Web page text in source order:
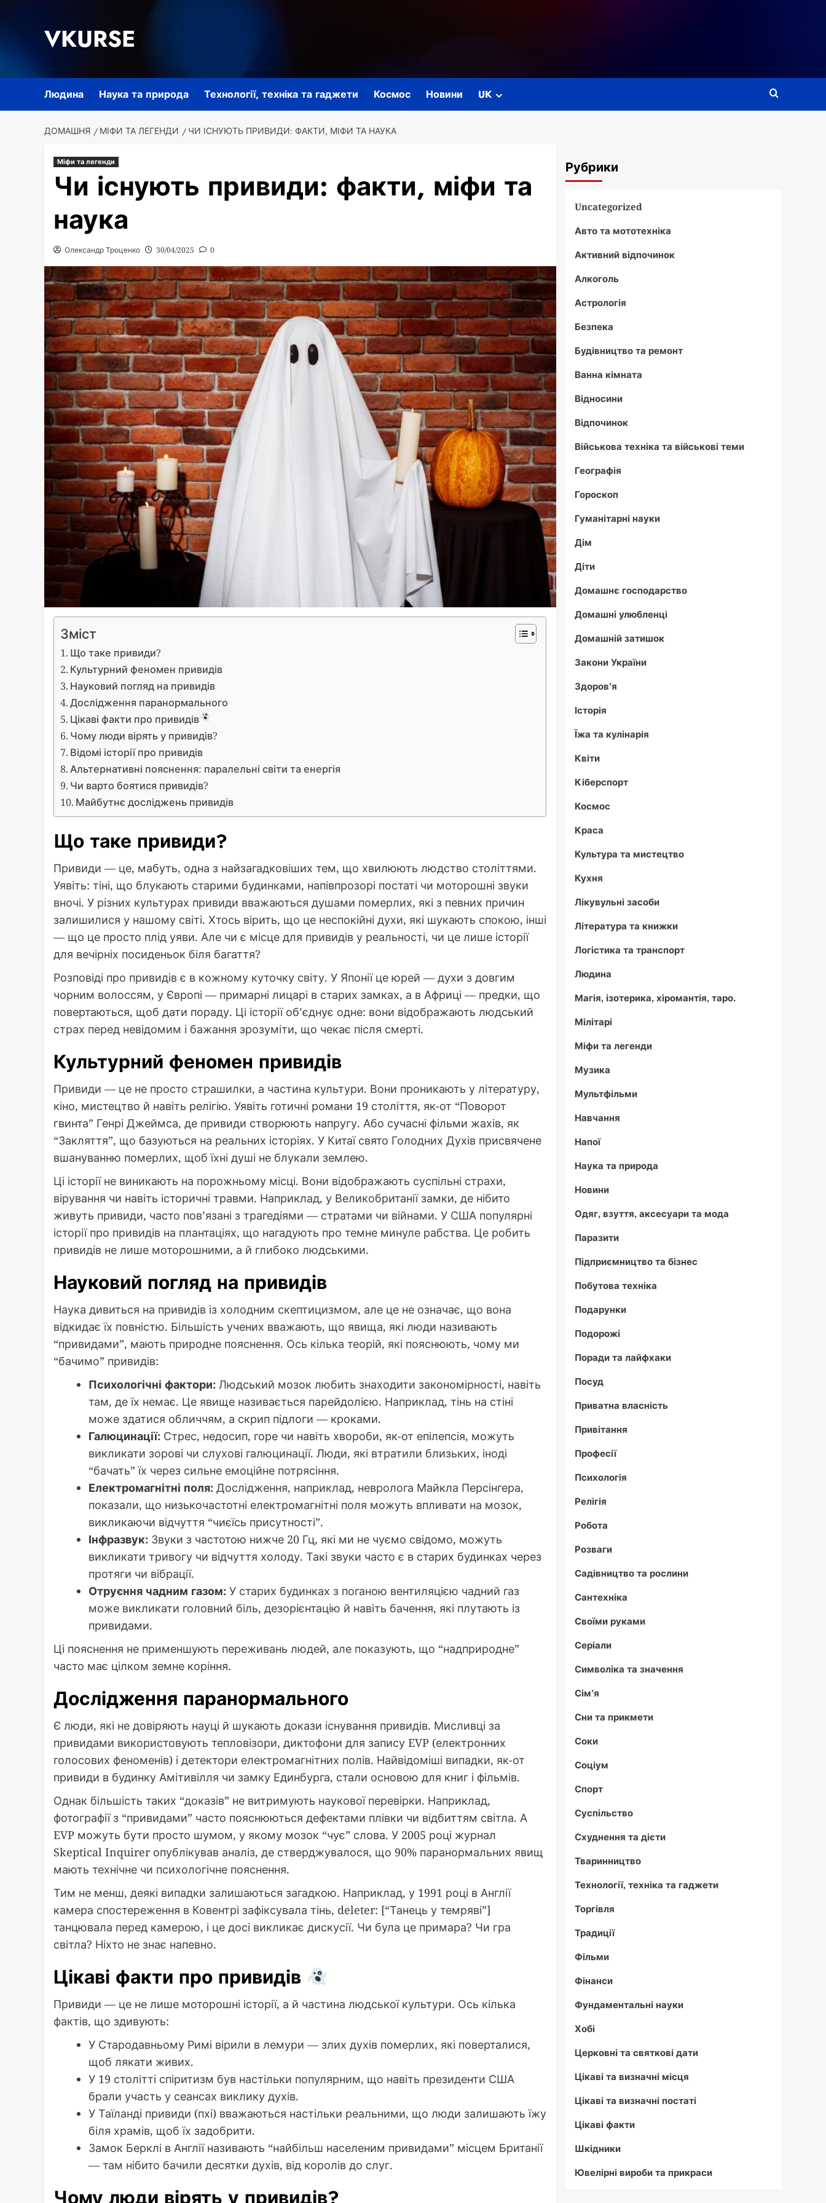
VKURSE
Людина Наука та природа Технології, техніка та гаджети Космос Новини UK
ДОМАШНЯ МІФИ ТА ЛЕГЕНДИ ЧИ ІСНУЮТЬ ПРИВИДИ: ФАКТИ, МІФИ ТА НАУКА
Міфи та легенди
Чи існують привиди: факти, міфи та
наука
Олександр Троценко 30/04/2025 0
Зміст
Що таке привиди?
Культурний феномен привидів
Науковий погляд на привидів
Дослідження паранормального
Цікаві факти про привидів
Чому люди вірять у привидів?
Відомі історії про привидів
Альтернативні пояснення: паралельні світи та енергія
Чи варто боятися привидів?
Майбутнє досліджень привидів
Що таке привиди?
Привиди — це, мабуть, одна з найзагадковіших тем, що хвилюють людство століттями.
Уявіть: тіні, що блукають старими будинками, напівпрозорі постаті чи моторошні звуки
вночі. У різних культурах привиди вважаються душами померлих, які з певних причин
залишилися у нашому світі. Хтось вірить, що це неспокійні духи, які шукають спокою, інші
— що це просто плід уяви. Але чи є місце для привидів у реальності, чи це лише історії
для вечірніх посиденьок біля багаття?
Розповіді про привидів є в кожному куточку світу. У Японії це юрей — духи з довгим
чорним волоссям, у Європі — примарні лицарі в старих замках, а в Африці — предки, що
повертаються, щоб дати пораду. Ці історії об’єднує одне: вони відображають людський
страх перед невідомим і бажання зрозуміти, що чекає після смерті.
Культурний феномен привидів
Привиди — це не просто страшилки, а частина культури. Вони проникають у літературу,
кіно, мистецтво й навіть релігію. Уявіть готичні романи 19 століття, як-от “Поворот
гвинта” Генрі Джеймса, де привиди створюють напругу. Або сучасні фільми жахів, як
“Закляття”, що базуються на реальних історіях. У Китаї свято Голодних Духів присвячене
вшануванню померлих, щоб їхні душі не блукали землею.
Ці історії не виникають на порожньому місці. Вони відображають суспільні страхи,
вірування чи навіть історичні травми. Наприклад, у Великобританії замки, де нібито
живуть привиди, часто пов’язані з трагедіями — стратами чи війнами. У США популярні
історії про привидів на плантаціях, що нагадують про темне минуле рабства. Це робить
привидів не лише моторошними, а й глибоко людськими.
Науковий погляд на привидів
Наука дивиться на привидів із холодним скептицизмом, але це не означає, що вона
відкидає їх повністю. Більшість учених вважають, що явища, які люди називають
“привидами”, мають природне пояснення. Ось кілька теорій, які пояснюють, чому ми
“бачимо” привидів:
Психологічні фактори: Людський мозок любить знаходити закономірності, навіть
там, де їх немає. Це явище називається парейдолією. Наприклад, тінь на стіні
може здатися обличчям, а скрип підлоги — кроками.
Галюцинації: Стрес, недосип, горе чи навіть хвороби, як-от епілепсія, можуть
викликати зорові чи слухові галюцинації. Люди, які втратили близьких, іноді
“бачать” їх через сильне емоційне потрясіння.
Електромагнітні поля: Дослідження, наприклад, невролога Майкла Персінгера,
показали, що низькочастотні електромагнітні поля можуть впливати на мозок,
викликаючи відчуття “чиєїсь присутності”.
Інфразвук: Звуки з частотою нижче 20 Гц, які ми не чуємо свідомо, можуть
викликати тривогу чи відчуття холоду. Такі звуки часто є в старих будинках через
протяги чи вібрації.
Отруєння чадним газом: У старих будинках з поганою вентиляцією чадний газ
може викликати головний біль, дезорієнтацію й навіть бачення, які плутають із
привидами.
Ці пояснення не применшують переживань людей, але показують, що “надприродне”
часто має цілком земне коріння.
Дослідження паранормального
Є люди, які не довіряють науці й шукають докази існування привидів. Мисливці за
привидами використовують тепловізори, диктофони для запису EVP (електронних
голосових феноменів) і детектори електромагнітних полів. Найвідоміші випадки, як-от
привиди в будинку Амітивілля чи замку Единбурга, стали основою для книг і фільмів.
Однак більшість таких “доказів” не витримують наукової перевірки. Наприклад,
фотографії з “привидами” часто пояснюються дефектами плівки чи відбиттям світла. А
EVP можуть бути просто шумом, у якому мозок “чує” слова. У 2005 році журнал
Skeptical Inquirer опублікував аналіз, де стверджувалося, що 90% паранормальних явищ
мають технічне чи психологічне пояснення.
Тим не менш, деякі випадки залишаються загадкою. Наприклад, у 1991 році в Англії
камера спостереження в Ковентрі зафіксувала тінь, deleter: [“Танець у темряві”]
танцювала перед камерою, і це досі викликає дискусії. Чи була це примара? Чи гра
світла? Ніхто не знає напевно.
Цікаві факти про привидів
Привиди — це не лише моторошні історії, а й частина людської культури. Ось кілька
фактів, що здивують:
У Стародавньому Римі вірили в лемури — злих духів померлих, які поверталися,
щоб лякати живих.
У 19 столітті спіритизм був настільки популярним, що навіть президенти США
брали участь у сеансах виклику духів.
У Таїланді привиди (пхі) вважаються настільки реальними, що люди залишають їжу
біля храмів, щоб їх задобрити.
Замок Берклі в Англії називають “найбільш населеним привидами” місцем Британії
— там нібито бачили десятки духів, від королів до слуг.
Рубрики
Uncategorized
Авто та мототехніка
Активний відпочинок
Алкоголь
Астрологія
Безпека
Будівництво та ремонт
Ванна кімната
Відносини
Відпочинок
Військова техніка та військові теми
Географія
Гороскоп
Гуманітарні науки
Дім
Діти
Домашнє господарство
Домашні улюбленці
Домашній затишок
Закони України
Здоров'я
Історія
Їжа та кулінарія
Квіти
Кіберспорт
Космос
Краса
Культура та мистецтво
Кухня
Лікувульні засоби
Література та книжки
Логістика та транспорт
Людина
Магія, ізотерика, хіромантія, таро.
Мілітарі
Міфи та легенди
Музика
Мультфільми
Навчання
Напої
Наука та природа
Новини
Одяг, взуття, аксесуари та мода
Паразити
Підприємництво та бізнес
Побутова техніка
Подарунки
Подорожі
Поради та лайфхаки
Посуд
Приватна власність
Привітання
Професії
Психологія
Релігія
Робота
Розваги
Садівництво та рослини
Сантехніка
Своїми руками
Серіали
Символіка та значення
Сім'я
Сни та прикмети
Соки
Соціум
Спорт
Суспільство
Схуднення та дієти
Тваринництво
Технології, техніка та гаджети
Торгівля
Традиції
Фільми
Фінанси
Фундаментальні науки
Хобі
Церковні та святкові дати
Цікаві та визначні місця
Цікаві та визначні постаті
Цікаві факти
Шкідники
Ювелірні вироби та прикраси